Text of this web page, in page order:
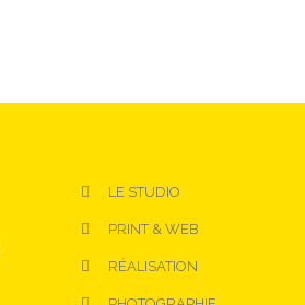
LE STUDIO
PRINT & WEB
RÉALISATION